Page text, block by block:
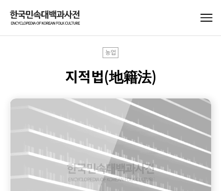
농업
지적법(地籍法)